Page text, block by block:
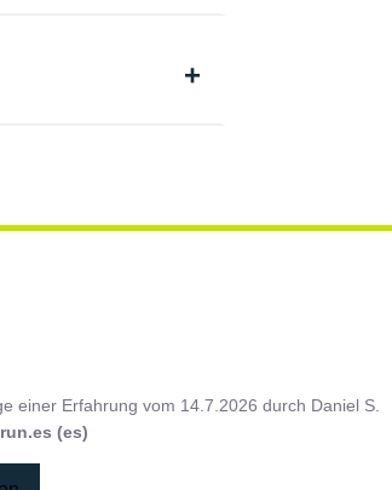
einer Erfahrung vom 14.7.2026 durch Daniel S.
(es)